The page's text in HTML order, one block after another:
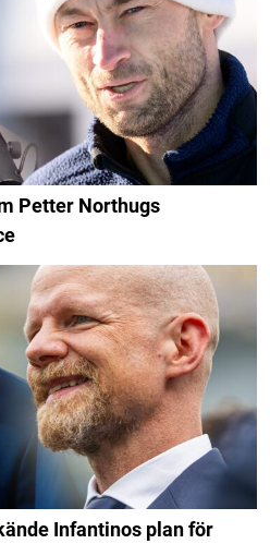
Petter Northugs
Infantinos plan för